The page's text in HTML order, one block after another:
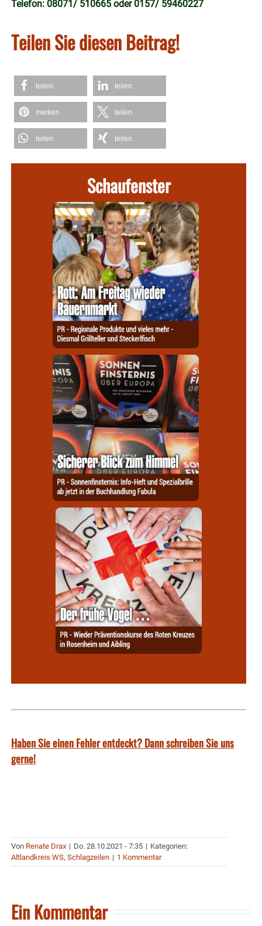
Telefon: 08071/ 510665 oder 0157/ 59460227
Teilen Sie diesen Beitrag!
teilen teilen
merken teilen
teilen teilen
Schaufenster
Haben Sie einen Fehler entdeckt? Dann schreiben Sie uns
gerne!
Von Renate Drax | Do. 28.10.2021 - 7:35 | Kategorien:
Altlandkreis WS, Schlagzeilen | 1 Kommentar
Ein Kommentar